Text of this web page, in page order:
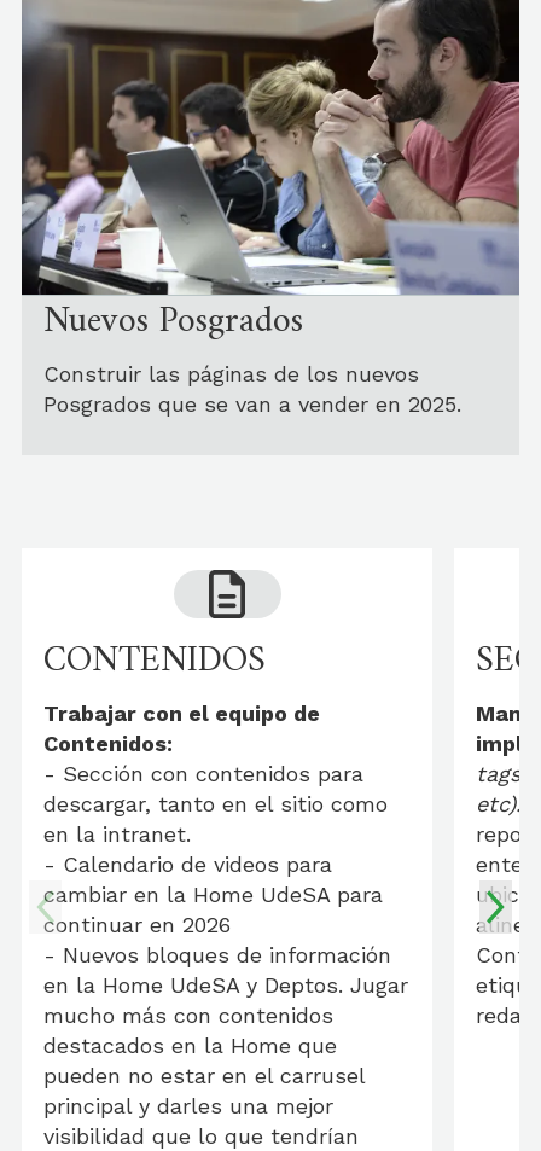
Nuevos Posgrados
Construir las páginas de los nuevos
Posgrados que se van a vender en 2025.
CONTENIDOS
Trabajar con el equipo de
Contenidos:
- Sección con contenidos para
descargar, tanto en el sitio como
en la intranet.
- Calendario de videos para
cambiar en la Home UdeSA para
continuar en 2026
- Nuevos bloques de información
en la Home UdeSA y Deptos. Jugar
mucho más con contenidos
destacados en la Home que
pueden no estar en el carrusel
principal y darles una mejor
visibilidad que lo que tendrían
SEO
tags,
etc).